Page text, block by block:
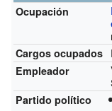
Ocupación
Cargos ocupados
Empleador
Partido político